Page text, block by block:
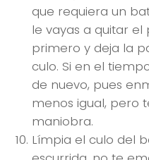
que requiera un
le vayas a quitar el
primero y deja la
culo. Si en el
de nuevo, pues
menos igual, pero
maniobra.
Límpia el culo del